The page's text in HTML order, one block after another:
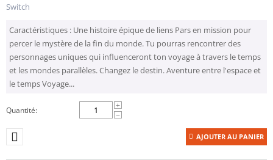
Switch
Caractéristiques : Une histoire épique de liens Pars en mission pour
percer le mystère de la fin du monde. Tu pourras rencontrer des
personnages uniques qui influenceront ton voyage à travers le temps
et les mondes parallèles. Changez le destin. Aventure entre l'espace et
le temps Voyage...
Quantité:
+
−
AJOUTER AU PANIER